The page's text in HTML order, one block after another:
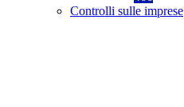
Controlli sulle imprese